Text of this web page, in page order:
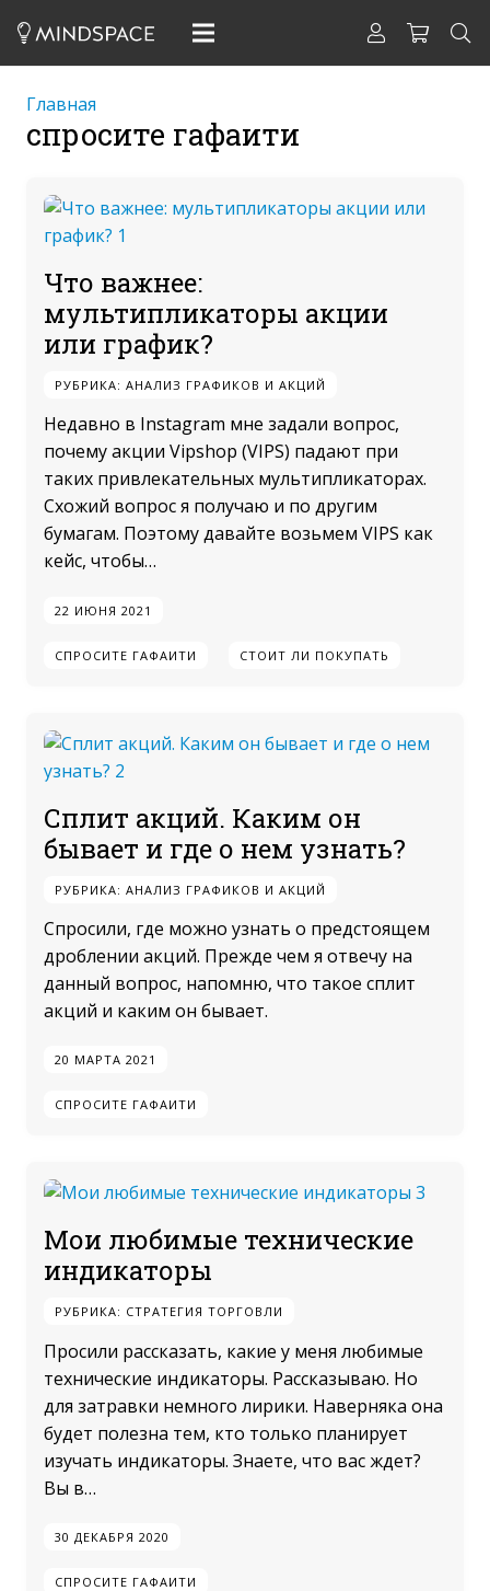
Главная
спросите гафаити
Что важнее:
мультипликаторы акции
или график?
РУБРИКА: АНАЛИЗ ГРАФИКОВ И АКЦИЙ
Недавно в Instagram мне задали вопрос,
почему акции Vipshop (VIPS) падают при
таких привлекательных мультипликаторах.
Схожий вопрос я получаю и по другим
бумагам. Поэтому давайте возьмем VIPS как
кейс, чтобы…
22 ИЮНЯ 2021
СПРОСИТЕ ГАФАИТИ СТОИТ ЛИ ПОКУПАТЬ
Сплит акций. Каким он
бывает и где о нем узнать?
РУБРИКА: АНАЛИЗ ГРАФИКОВ И АКЦИЙ
Спросили, где можно узнать о предстоящем
дроблении акций. Прежде чем я отвечу на
данный вопрос, напомню, что такое сплит
акций и каким он бывает.
20 МАРТА 2021
СПРОСИТЕ ГАФАИТИ
Мои любимые технические
индикаторы
РУБРИКА: СТРАТЕГИЯ ТОРГОВЛИ
Просили рассказать, какие у меня любимые
технические индикаторы. Рассказываю. Но
для затравки немного лирики. Наверняка она
будет полезна тем, кто только планирует
изучать индикаторы. Знаете, что вас ждет?
Вы в…
30 ДЕКАБРЯ 2020
СПРОСИТЕ ГАФАИТИ